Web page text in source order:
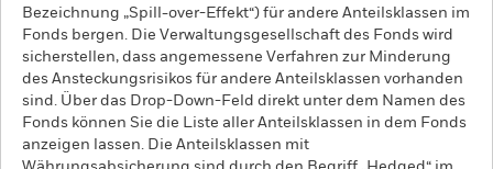
Bezeichnung „Spill-over-Effekt“) für andere Anteilsklassen im
Fonds bergen. Die Verwaltungsgesellschaft des Fonds wird
sicherstellen, dass angemessene Verfahren zur Minderung
des Ansteckungsrisikos für andere Anteilsklassen vorhanden
sind. Über das Drop-Down-Feld direkt unter dem Namen des
Fonds können Sie die Liste aller Anteilsklassen in dem Fonds
anzeigen lassen. Die Anteilsklassen mit